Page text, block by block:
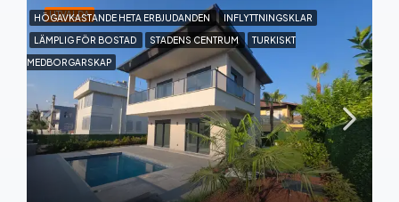
UTVALDA
HÖGAVKASTANDE HETA ERBJUDANDEN INFLYTTNINGSKLAR
LÄMPLIG FÖR BOSTAD STADENS CENTRUM TURKISKT
MEDBORGARSKAP